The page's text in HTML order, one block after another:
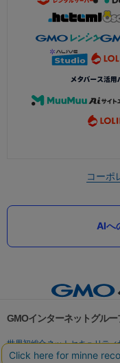
コーポ
AIへ
GMOインターネットグル
世界初総合ネットセキュリティ
パスワード漏洩診断
Webサ